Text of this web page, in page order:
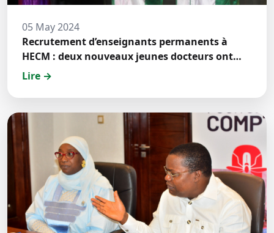
05 May 2024
Recrutement d’enseignants permanents à
HECM : deux nouveaux jeunes docteurs ont
prêté́ serment
Lire →